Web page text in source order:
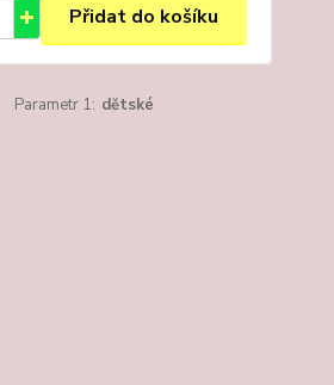
Přidat do košíku
Parametr 1: dětské